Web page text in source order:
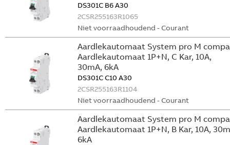
DS301C B6 A30
2CSR255163R1065
Niet voorraadhoudend - Courant
Aardlekautomaat System pro M
Aardlekautomaat 1P+N, C Kar, 10A,
30mA, 6kA
DS301C C10 A30
2CSR255163R1104
Niet voorraadhoudend - Courant
Aardlekautomaat System pro M
Aardlekautomaat 1P+N, B Kar, 10A,
6kA